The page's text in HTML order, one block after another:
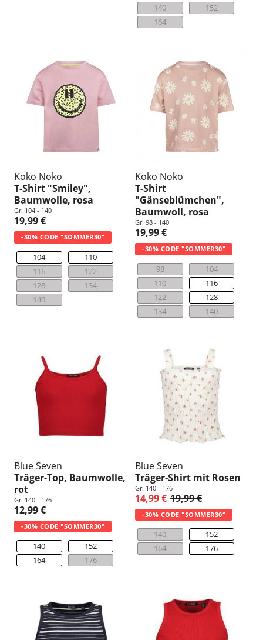
140
152
164
Koko Noko
T-Shirt "Smiley",
Baumwolle, rosa
Gr. 104 - 140
19,99 €
-30% CODE "SOMMER30"
104
110
116
122
128
134
140
Koko Noko
T-Shirt
"Gänseblümchen",
Baumwoll, rosa
Gr. 98 - 140
19,99 €
-30% CODE "SOMMER30"
98
104
110
116
122
128
134
140
Blue Seven
Träger-Top, Baumwolle,
rot
Gr. 140 - 176
12,99 €
-30% CODE "SOMMER30"
140
152
164
176
Blue Seven
Träger-Shirt mit Rosen
Gr. 140 - 176
14,99 € 19,99 €
-30% CODE "SOMMER30"
140
152
164
176